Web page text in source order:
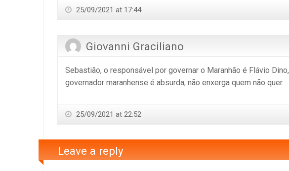
25/09/2021 at 17:44
Giovanni Graciliano
Sebastião, o responsável por governar o Maranhão é Flávio
governador maranhense é absurda, não enxerga quem não quer.
25/09/2021 at 22:52
Leave a reply